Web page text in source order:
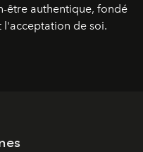
être authentique, fondé
de soi.